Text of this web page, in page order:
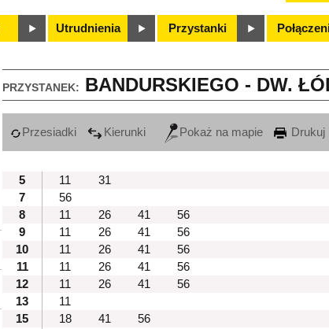
Utrudnienia Przystanki
PRZYSTANEK: BANDURSKIEGO - DW.
Przesiadki Kierunki Pokaż na mapie Drukuj
5
11
31
7
56
8
11 26 41
56
9
11 26 41
56
10
11 26 41
56
11
11 26 41
56
12
11 26 41
56
13
11
15
18 41
56